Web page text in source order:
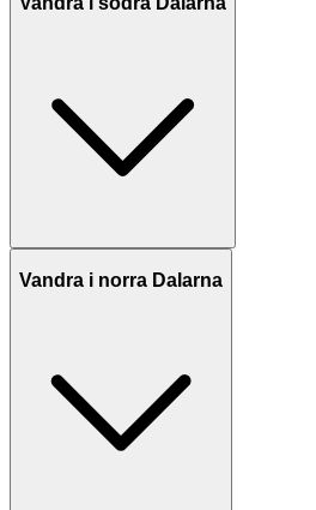
Vandra i norra Dalarna